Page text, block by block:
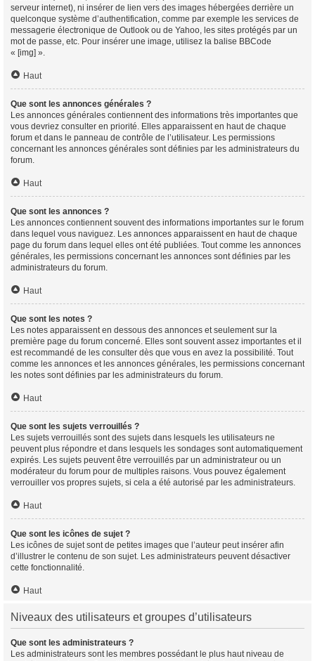
serveur internet), ni insérer de lien vers des images hébergées derrière un
quelconque système d’authentification, comme par exemple les services de
messagerie électronique de Outlook ou de Yahoo, les sites protégés par un
mot de passe, etc. Pour insérer une image, utilisez la balise BBCode
« [img] ».
Haut
Que sont les annonces générales ?
Les annonces générales contiennent des informations très importantes que
vous devriez consulter en priorité. Elles apparaissent en haut de chaque
forum et dans le panneau de contrôle de l’utilisateur. Les permissions
concernant les annonces générales sont définies par les administrateurs du
forum.
Haut
Que sont les annonces ?
Les annonces contiennent souvent des informations importantes sur le forum
dans lequel vous naviguez. Les annonces apparaissent en haut de chaque
page du forum dans lequel elles ont été publiées. Tout comme les annonces
générales, les permissions concernant les annonces sont définies par les
administrateurs du forum.
Haut
Que sont les notes ?
Les notes apparaissent en dessous des annonces et seulement sur la
première page du forum concerné. Elles sont souvent assez importantes et il
est recommandé de les consulter dès que vous en avez la possibilité. Tout
comme les annonces et les annonces générales, les permissions concernant
les notes sont définies par les administrateurs du forum.
Haut
Que sont les sujets verrouillés ?
Les sujets verrouillés sont des sujets dans lesquels les utilisateurs ne
peuvent plus répondre et dans lesquels les sondages sont automatiquement
expirés. Les sujets peuvent être verrouillés par un administrateur ou un
modérateur du forum pour de multiples raisons. Vous pouvez également
verrouiller vos propres sujets, si cela a été autorisé par les administrateurs.
Haut
Que sont les icônes de sujet ?
Les icônes de sujet sont de petites images que l’auteur peut insérer afin
d’illustrer le contenu de son sujet. Les administrateurs peuvent désactiver
cette fonctionnalité.
Haut
Niveaux des utilisateurs et groupes d’utilisateurs
Que sont les administrateurs ?
Les administrateurs sont les membres possédant le plus haut niveau de